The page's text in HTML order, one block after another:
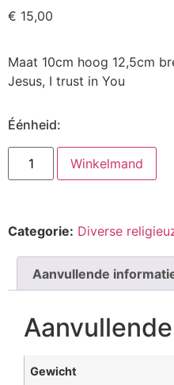
€ 15,00
Maat 10cm hoog 12,5cm
Jesus, I trust in You
Éénheid:
Winkelmand
Categorie: Diverse
Aanvullende
Gewicht